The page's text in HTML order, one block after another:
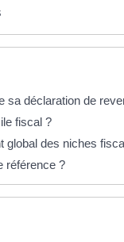
sa déclaration de
fiscal ?
global des niches
référence ?